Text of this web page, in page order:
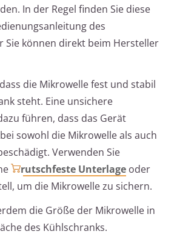
In der Regel finden Sie diese
des
Sie können direkt beim Hersteller
die Mikrowelle fest und stabil
steht. Eine unsichere
führen, dass das Gerät
sowohl die Mikrowelle als auch
Verwenden Sie
rutschfeste Unterlage oder
um die Mikrowelle zu sichern.
die Größe der Mikrowelle in
des Kühlschranks.